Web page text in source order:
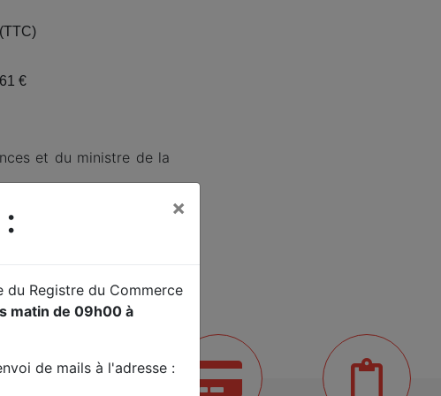
€
et du ministre de la
×
du Registre du Commerce
matin de 09h00 à
de mails à l'adresse :